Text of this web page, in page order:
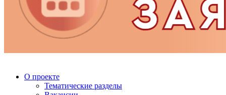
О проекте
Тематические разделы